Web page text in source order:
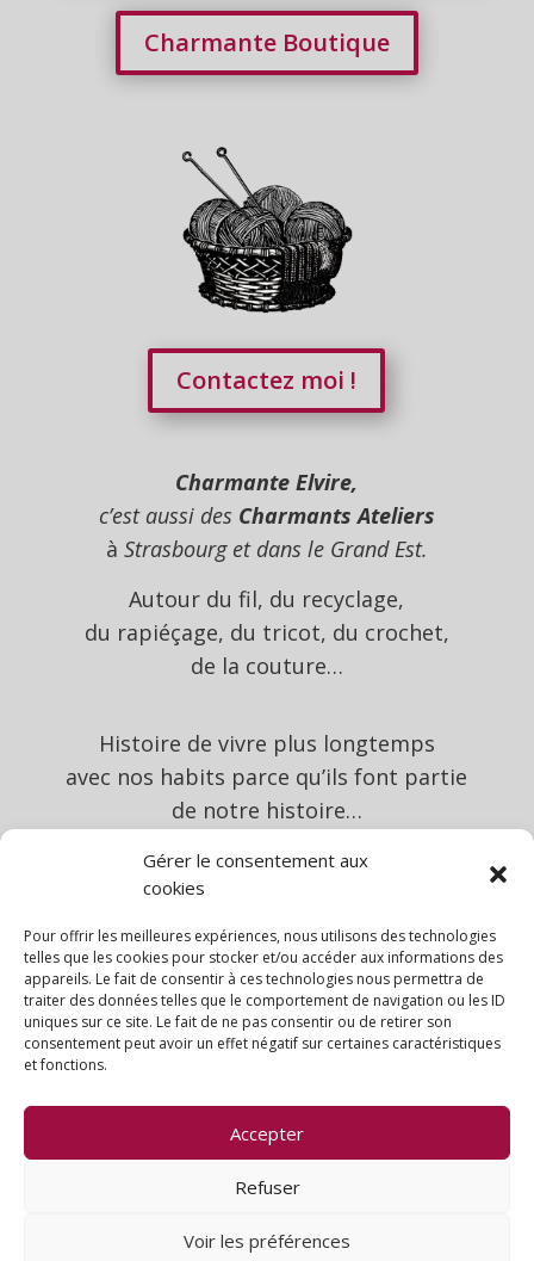
Gérer le consentement aux
cookies
Pour offrir les meilleures expériences, nous utilisons des technologies
telles que les cookies pour stocker et/ou accéder aux informations des
appareils. Le fait de consentir à ces technologies nous permettra de
traiter des données telles que le comportement de navigation ou les ID
uniques sur ce site. Le fait de ne pas consentir ou de retirer son
consentement peut avoir un effet négatif sur certaines caractéristiques
et fonctions.
Accepter
Refuser
Voir les préférences
Charmante Boutique
Contactez moi !
Charmante Elvire,
c’est aussi des Charmants Ateliers
à Strasbourg et dans le Grand Est.
Autour du fil, du recyclage,
du rapiéçage, du tricot, du crochet,
de la couture…
Histoire de vivre plus longtemps
avec nos habits parce qu’ils font partie
de notre histoire…

Politique de cookies (UE)
Conditions générales